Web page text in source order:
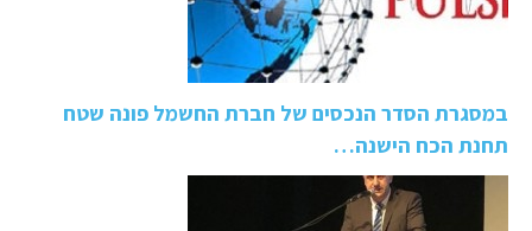
במסגרת הסדר הנכסים של חברת החשמל פונה שטח
תחנת הכח הישנה…